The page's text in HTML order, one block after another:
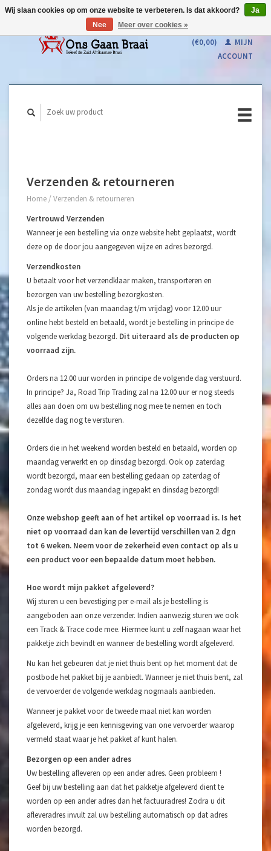
(€0,00)
MIJN
ACCOUNT
Verzenden & retourneren
Home / Verzenden & retourneren
Vertrouwd Verzenden
Wanneer je een bestelling via onze website hebt geplaatst, wordt
deze op de door jou aangegeven wijze en adres bezorgd.
Verzendkosten
U betaalt voor het verzendklaar maken, transporteren en
bezorgen van uw bestelling bezorgkosten.
Als je de artikelen (van maandag t/m vrijdag) voor 12.00 uur
online hebt besteld en betaald, wordt je bestelling in principe de
volgende werkdag bezorgd. Dit uiteraard als de producten op
voorraad zijn.
Orders na 12.00 uur worden in principe de volgende dag verstuurd.
In principe? Ja, Road Trip Trading zal na 12.00 uur er nog steeds
alles aan doen om uw bestelling nog mee te nemen en toch
dezelfde dag nog te versturen.
Orders die in het weekend worden besteld en betaald, worden op
maandag verwerkt en op dinsdag bezorgd. Ook op zaterdag
wordt bezorgd, maar een bestelling gedaan op zaterdag of
zondag wordt dus maandag ingepakt en dinsdag bezorgd!
Onze webshop geeft aan of het artikel op voorraad is. Is het
niet op voorraad dan kan de levertijd verschillen van 2 dgn
tot 6 weken. Neem voor de zekerheid even contact op als u
een product voor een bepaalde datum moet hebben.
Hoe wordt mijn pakket afgeleverd?
Wij sturen u een bevestiging per e-mail als je bestelling is
aangeboden aan onze verzender. Indien aanwezig sturen we ook
een Track & Trace code mee. Hiermee kunt u zelf nagaan waar het
pakketje zich bevindt en wanneer de bestelling wordt afgeleverd.
Nu kan het gebeuren dat je niet thuis bent op het moment dat de
postbode het pakket bij je aanbiedt. Wanneer je niet thuis bent, zal
de vervoerder de volgende werkdag nogmaals aanbieden.
Wanneer je pakket voor de tweede maal niet kan worden
afgeleverd, krijg je een kennisgeving van one vervoerder waarop
vermeld staat waar je het pakket af kunt halen.
Bezorgen op een ander adres
Uw bestelling afleveren op een ander adres. Geen probleem !
Geef bij uw bestelling aan dat het pakketje afgeleverd dient te
worden op een ander adres dan het factuuradres! Zodra u dit
afleveradres invult zal uw bestelling automatisch op dat adres
worden bezorgd.
Wij slaan cookies op om onze website te verbeteren. Is dat akkoord?
Ja
Nee
Meer over cookies »